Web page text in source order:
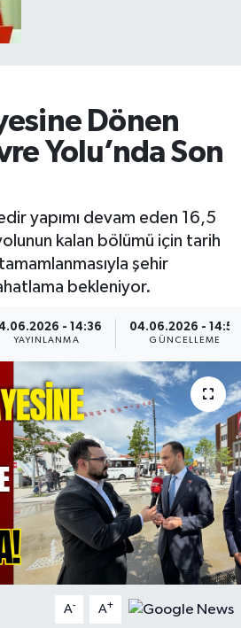
Dönen
Yolu’nda Son
yapımı devam eden 16,5
kalan bölümü için tarih
şehir
bekleniyor.
- 14:36
YAYINLANMA
04.06.2026 - 14:53
GÜNCELLEME
A- A+